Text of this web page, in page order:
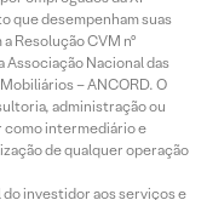
que desempenham suas
Resolução CVM nº
Nacional das
– ANCORD. O
administração ou
como intermediário e
de qualquer operação
do investidor aos serviços e